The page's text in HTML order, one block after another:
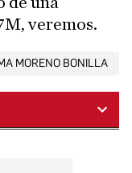
veremos.
MORENO BONILLA